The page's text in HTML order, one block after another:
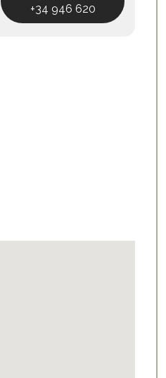
+34 946 620